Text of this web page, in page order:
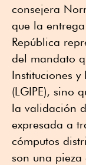
consejera
que la
República
del mandato
Instituciones y
(LGIPE), sino
la validación
expresada a
cómputos
son una